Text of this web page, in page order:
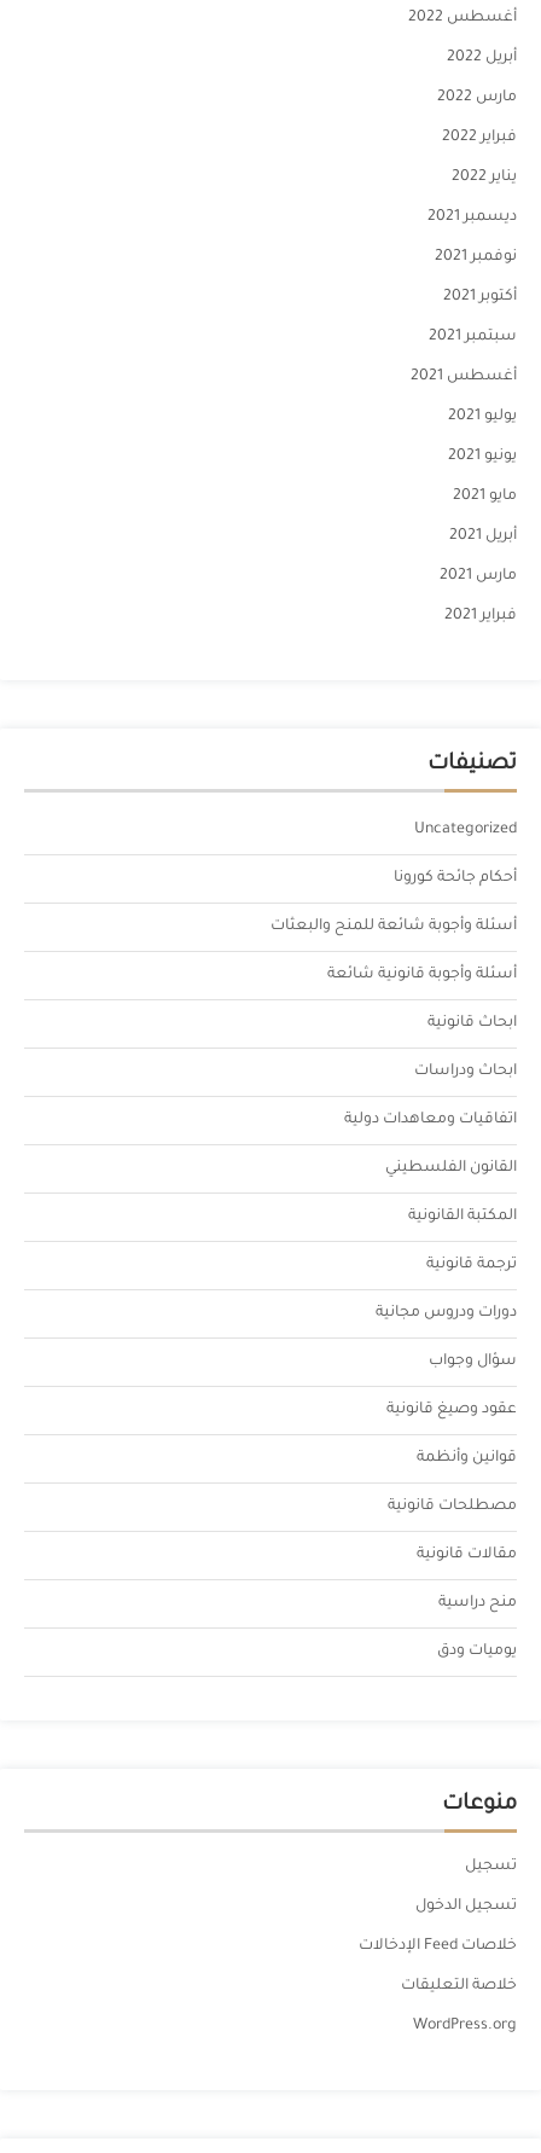
أغسطس 2022
أبريل 2022
مارس 2022
فبراير 2022
يناير 2022
ديسمبر 2021
نوفمبر 2021
أكتوبر 2021
سبتمبر 2021
أغسطس 2021
يوليو 2021
يونيو 2021
مايو 2021
أبريل 2021
مارس 2021
فبراير 2021
تصنيفات
Uncategorized
أحكام جائحة كورونا
أسئلة وأجوبة شائعة للمنح والبعثات
أسئلة وأجوبة قانونية شائعة
ابحاث قانونية
ابحاث ودراسات
اتفاقيات ومعاهدات دولية
القانون الفلسطيني
المكتبة القانونية
ترجمة قانونية
دورات ودروس مجانية
سؤال وجواب
عقود وصيغ قانونية
قوانين وأنظمة
مصطلحات قانونية
مقالات قانونية
منح دراسية
يوميات ودق
منوعات
تسجيل
تسجيل الدخول
خلاصات Feed الإدخالات
خلاصة التعليقات
WordPress.org